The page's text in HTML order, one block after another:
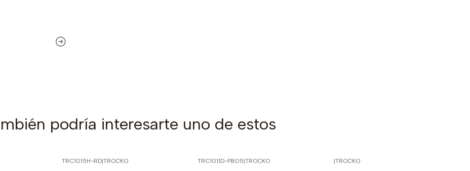
podría interesarte uno de estos
TRC1015H-RD|TROCKO TRC1011D-PB05|TROCKO |TROCKO